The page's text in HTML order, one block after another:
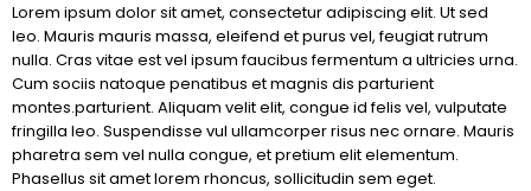
Lorem ipsum dolor sit amet, consectetur adipiscing elit. Ut sed
leo. Mauris mauris massa, eleifend et purus vel, feugiat rutrum
nulla. Cras vitae est vel ipsum faucibus fermentum a ultricies urna.
Cum sociis natoque penatibus et magnis dis parturient
montes.parturient. Aliquam velit elit, congue id felis vel, vulputate
fringilla leo. Suspendisse vul ullamcorper risus nec ornare. Mauris
pharetra sem vel nulla congue, et pretium elit elementum.
Phasellus sit amet lorem rhoncus, sollicitudin sem eget.